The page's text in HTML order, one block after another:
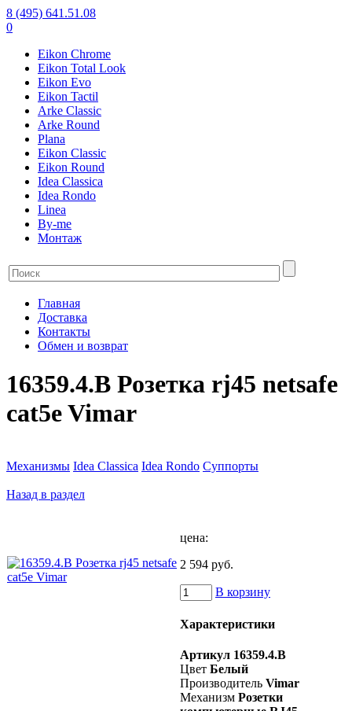
8 (495) 641.51.08
0
Eikon Chrome
Eikon Total Look
Eikon Evo
Eikon Tactil
Arke Classic
Arke Round
Plana
Eikon Classic
Eikon Round
Idea Classica
Idea Rondo
Linea
By-me
Монтаж
Главная
Доставка
Контакты
Обмен и возврат
16359.4.B Розетка rj45 netsafe
cat5e Vimar
Механизмы Idea Classica Idea Rondo Суппорты
Назад в раздел
цена:
2 594 руб.
В корзину
Характеристики
Артикул 16359.4.B
Цвет Белый
Производитель Vimar
Механизм Розетки